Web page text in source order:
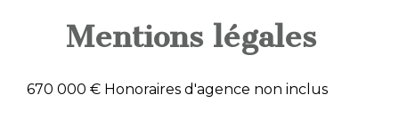
Mentions légales
670 000 € Honoraires d'agence non inclus